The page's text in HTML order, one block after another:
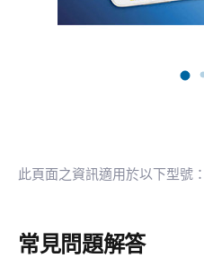
此頁面之資訊適用於以下型號：
常見問題解答